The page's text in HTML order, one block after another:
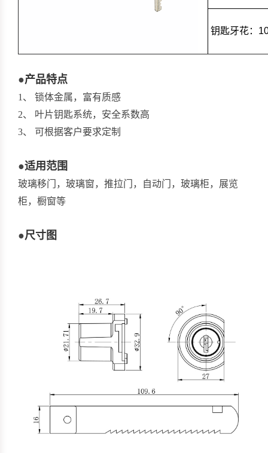
钥匙牙花：
●产品特点
1、 锁体金属，富有质感
2、 叶片钥匙系统，安全系数高
3、 可根据客户要求定制
●适用范围
玻璃移门，玻璃窗，推拉门，自动门，玻璃柜，展览
柜，橱窗等
●尺寸图